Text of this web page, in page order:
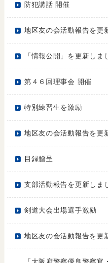
防犯講話 開催
地区友の会活動報告を更
「情報公開」を更新しま
第４６回理事会 開催
特別練習生を激励
地区友の会活動報告を更
目録贈呈
支部活動報告を更新しま
剣道大会出場選手激励
地区友の会活動報告を更